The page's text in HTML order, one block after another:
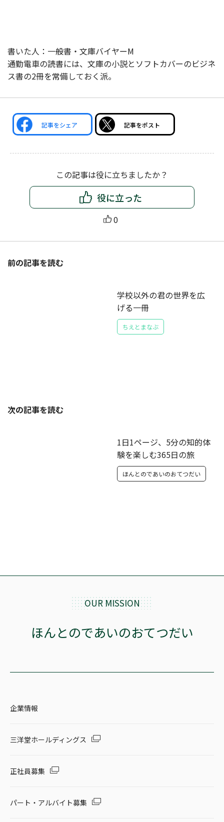
書いた人：一般書・文庫バイヤーM
通勤電車の読書には、文庫の小説とソフトカバーのビジネ
ス書の2冊を常備しておく派。
記事をシェア 記事をポスト
この記事は役に立ちましたか？
役に立った
0
前の記事を読む
学校以外の君の世界を広
げる一冊
ちえとまなぶ
次の記事を読む
1日1ページ、5分の知的体
験を楽しむ365日の旅
ほんとのであいのおてつだい
OUR MISSION
ほんとのであいのおてつだい
企業情報
三洋堂ホールディングス
正社員募集
パート・アルバイト募集